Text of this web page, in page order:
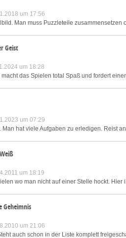
um 17:56
Man muss Puzzleteile
Geist
um 18:28
das Spielen total Spaß und fordert
um 07:29
Man hat viele Aufgaben zu erledigen. Reist
um 18:19
wo man nicht auf einer Stelle hockt.
Geheimnis
um 21:06
auch schon in der Liste komplett